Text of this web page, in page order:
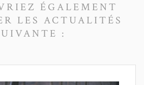
ÉGALEMENT
LES ACTUALITÉS
: